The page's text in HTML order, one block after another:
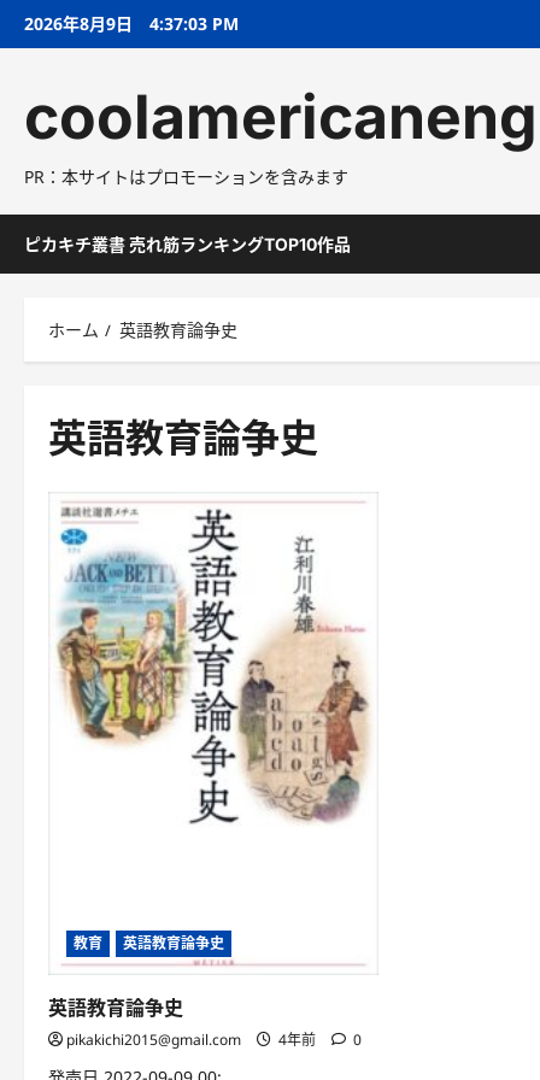
2026年8月9日 4:37:04 PM
PR：本サイトはプロモーションを含みます
ピカキチ叢書 売れ筋ランキングTOP10作品
ホーム 英語教育論争史
英語教育論争史
教育 英語教育論争史
英語教育論争史
pikakichi2015@gmail.com 4年前 0